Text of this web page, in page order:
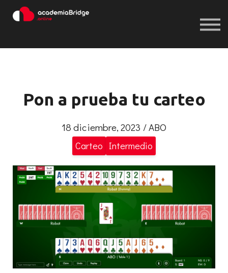
Iniciar sesión
Pon a prueba tu carteo
18 diciembre, 2023 / ABO
Carteo Intermedio